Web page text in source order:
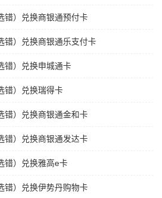
错）兑换商银通预付卡
错）兑换商银通乐支付卡
错）兑换申城通卡
错）兑换瑞得卡
错）兑换商银通金和卡
错）兑换商银通发达卡
错）兑换雅高e卡
错）兑换伊势丹购物卡